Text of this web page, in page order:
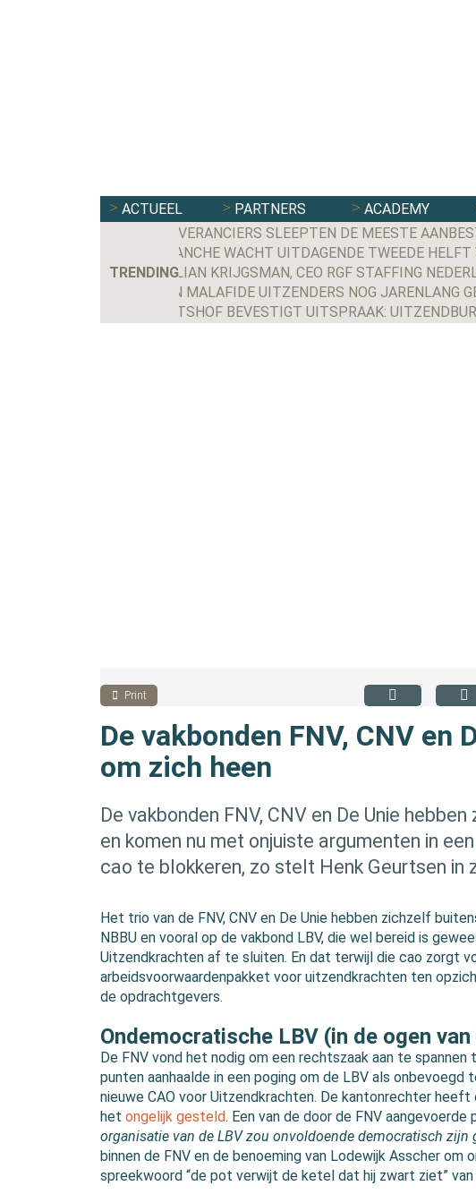
ACTUEEL PARTNERS ACADEMY
TRENDING
DEZE LEVERANCIERS SLEEPTEN DE MEESTE
FLEXBRANCHE WACHT UITDAGENDE TWEEDE
WORDEN MALAFIDE UITZENDERS NOG JARENLANG
Print
De vakbonden FNV, CNV en
om zich heen
De vakbonden FNV, CNV en De Unie
en komen nu met onjuiste argumenten in
cao te blokkeren, zo stelt Henk Geurtsen in
Het trio van de FNV, CNV en De Unie hebben zichzelf
NBBU en vooral op de vakbond LBV, die wel bereid is
Uitzendkrachten af te sluiten. En dat terwijl die cao zorgt
arbeidsvoorwaardenpakket voor uitzendkrachten ten
de opdrachtgevers.
Ondemocratische LBV (in de ogen
De FNV vond het nodig om een rechtszaak aan te spannen
punten aanhaalde in een poging om de LBV als
nieuwe CAO voor Uitzendkrachten. De kantonrechter
het ongelijk gesteld. Een van de door de FNV aangevoerde
organisatie van de LBV zou onvoldoende democratisch zijn
binnen de FNV en de benoeming van Lodewijk Asscher om
spreekwoord “de pot verwijt de ketel dat hij zwart ziet” van